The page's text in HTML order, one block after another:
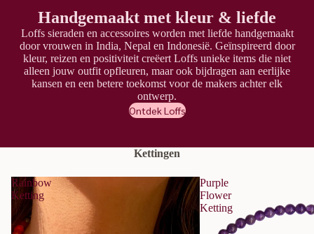
Handgemaakt met kleur & liefde
Loffs sieraden en accessoires worden met liefde handgemaakt
door vrouwen in India, Nepal en Indonesië. Geïnspireerd door
kleur, reizen en positiviteit creëert Loffs unieke items die niet
alleen jouw outfit opfleuren, maar ook bijdragen aan eerlijke
kansen en een betere toekomst voor de makers achter elk
ontwerp.
Ontdek Loffs
Kettingen
Rainbow
Ketting
Purple
Flower
Ketting